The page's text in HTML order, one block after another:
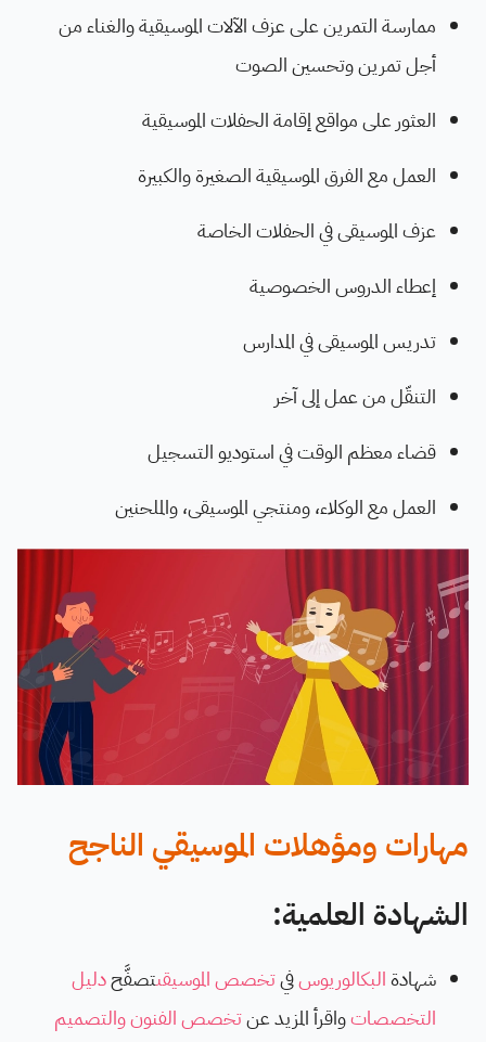
ممارسة التمرين على عزف الآلات الموسيقية والغناء من
أجل تمرين وتحسين الصوت
العثور على مواقع إقامة الحفلات الموسيقية
العمل مع الفرق الموسيقية الصغيرة والكبيرة
عزف الموسيقى في الحفلات الخاصة
إعطاء الدروس الخصوصية
تدريس الموسيقى في المدارس
التنقّل من عمل إلى آخر
قضاء معظم الوقت في استوديو التسجيل
العمل مع الوكلاء، ومنتجي الموسيقى، والملحنين
مهارات ومؤهلات الموسيقي الناجح
الشهادة العلمية:
شهادةالبكالوريوسفيتخصص الموسيقىتصفَّحدليل
التخصصاتواقرأ المزيد عنتخصص الفنون والتصميم